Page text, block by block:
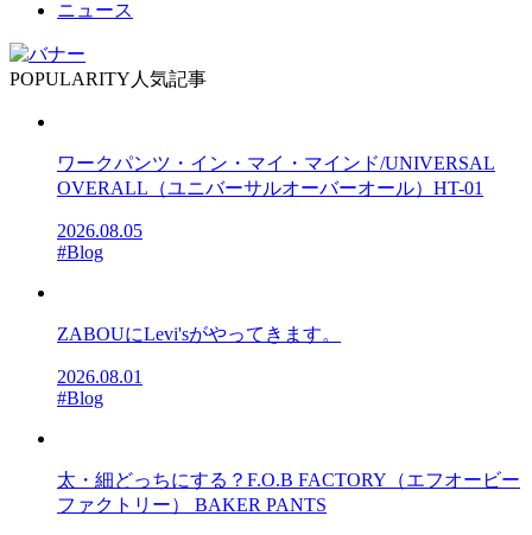
ニュース
POPULARITY 人気記事
ワークパンツ・イン・マイ・マインド/UNIVERSAL
OVERALL（ユニバーサルオーバーオール）HT-01
2026.08.05
#Blog
ZABOUにLevi'sがやってきます。
2026.08.01
#Blog
太・細どっちにする？F.O.B FACTORY（エフオービー
ファクトリー） BAKER PANTS